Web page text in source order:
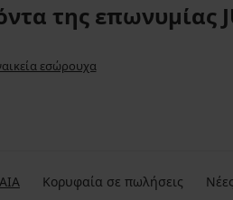
της επωνυμίας
εσώρουχα
Κορυφαία σε πωλήσεις